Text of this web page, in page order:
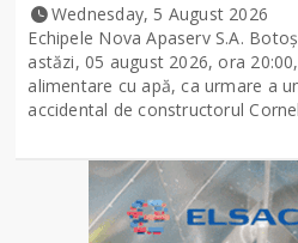
Wednesday, 5 August 2026
Echipele Nova Apaserv S.A.
astăzi, 05 august 2026, ora
alimentare cu apă, ca urmare a
accidental de constructorul